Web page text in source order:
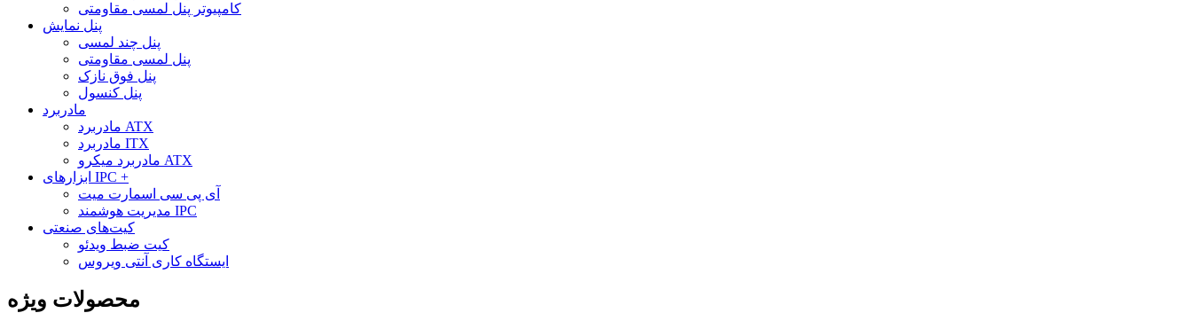
کامپیوتر پنل لمسی مقاومتی
پنل نمایش
پنل چند لمسی
پنل لمسی مقاومتی
پنل فوق نازک
پنل کنسول
مادربرد
مادربرد ATX
مادربرد ITX
مادربرد میکرو ATX
ابزارهای IPC +
آی پی سی اسمارت میت
مدیریت هوشمند IPC
کیت‌های صنعتی
کیت ضبط ویدئو
ایستگاه کاری آنتی ویروس
محصولات ویژه